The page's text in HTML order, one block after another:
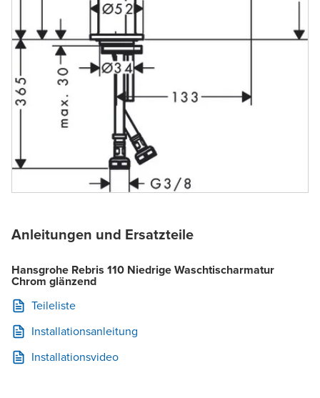
Anleitungen und Ersatzteile
Hansgrohe Rebris 110 Niedrige Waschtischarmatur
Chrom glänzend
Teileliste
Installationsanleitung
Installationsvideo